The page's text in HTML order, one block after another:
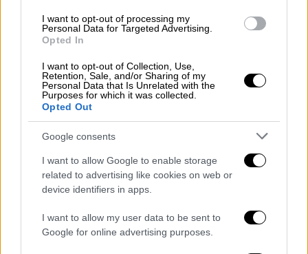
I want to opt-out of processing my
Personal Data for Targeted Advertising.
Opted In
I want to opt-out of Collection, Use,
Retention, Sale, and/or Sharing of my
Personal Data that Is Unrelated with the
Purposes for which it was collected.
Opted Out
Google consents
I want to allow Google to enable storage
related to advertising like cookies on web or
device identifiers in apps.
I want to allow my user data to be sent to
Google for online advertising purposes.
«Απαράδεκτοι… Αυτό Μπορεί να συμβεί στον
οποιοδήποτε Έλληνα ή άλλον συνάνθρωπο
μας» αναφέρουν οι οικείοι του που ζητούν
την παρέμβαση του εισαγγελέα.
Η απάντηση του νοσοκομείου
Ο διοικητής του Γενικού Νοσοκομείου
Πατρών «Άγιος Ανδρέας»Ηλίας
Θεοδωρόπουλοςδήλωσε στο pelop.gr ότι το
θέμα είναι υπό διερεύνηση, καθώς σύμφωνα
με τις προφορικές εξηγήσεις του
προσωπικού του νοσοκομείου, που είδαν το